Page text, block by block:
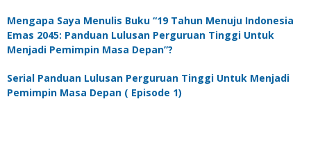
Mengapa Saya Menulis Buku “19 Tahun Menuju Indonesia
Emas 2045: Panduan Lulusan Perguruan Tinggi Untuk
Menjadi Pemimpin Masa Depan”?
Serial Panduan Lulusan Perguruan Tinggi Untuk Menjadi
Pemimpin Masa Depan ( Episode 1)